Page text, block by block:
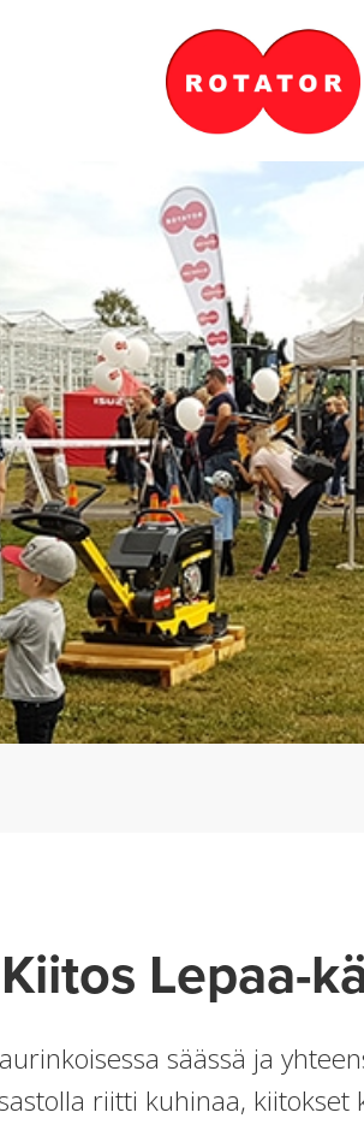
Kiitos Lepaa-
säässä ja
riitti kuhinaa, kiitokset